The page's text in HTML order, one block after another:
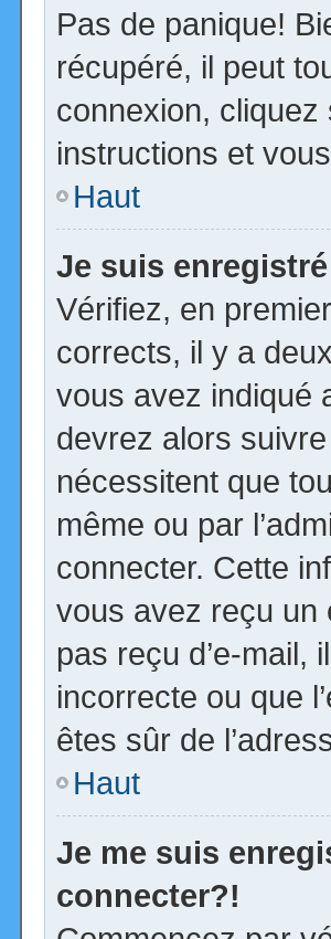
Pas de panique!
récupéré, il peut
connexion, cliquez
instructions et
Haut
Je suis
Vérifiez, en
corrects, il y a
vous avez indiqué
devrez alors
nécessitent que
même ou par
connecter. Cette
vous avez reçu un
pas reçu d’e-mail,
incorrecte ou que
êtes sûr de
Haut
Je me suis
connecter?!